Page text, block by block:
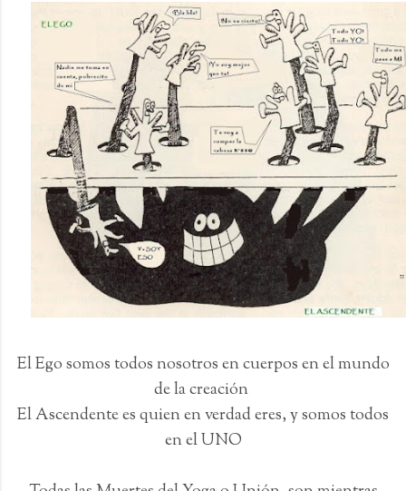
El Ego somos todos nosotros en cuerpos en el mundo
de la creación
El Ascendente es quien en verdad eres, y somos todos
en el UNO